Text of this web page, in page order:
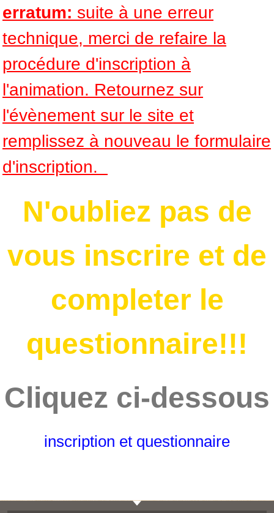
erratum: suite à une erreur
technique, merci de refaire la
procédure d'inscription à
l'animation. Retournez sur
l'évènement sur le site et
remplissez à nouveau le formulaire
d'inscription.
N'oubliez pas de
vous inscrire et de
completer le
questionnaire!!!
Cliquez ci-dessous
inscription et questionnaire